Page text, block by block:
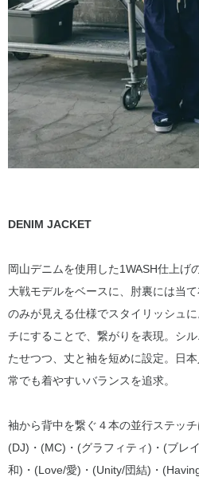
DENIM JACKET
岡山デニムを使用した1WASH仕上げ
大戦モデルをベースに、肘裏には当
のみが見える仕様でスタイリッシュ
チにすることで、繋がりを表現。シ
たせつつ、丈と袖を短めに設定。日
常でも着やすいバランスを追求。
袖から背中を繋ぐ４本の並行ステッ
(DJ)・(MC)・(グラフィティ)・(ブレ
和)・(Love/愛)・(Unity/団結)・